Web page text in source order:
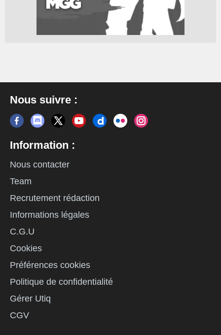
Nous suivre :
Information :
Nous contacter
Team
Recrutement rédaction
Informations légales
C.G.U
Cookies
Préférences cookies
Politique de confidentialité
Gérer Utiq
CGV